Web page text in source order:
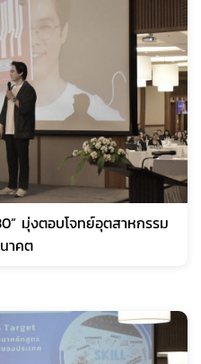
มุ่งตอบโจทย์อุตสาหกรรม
าคต